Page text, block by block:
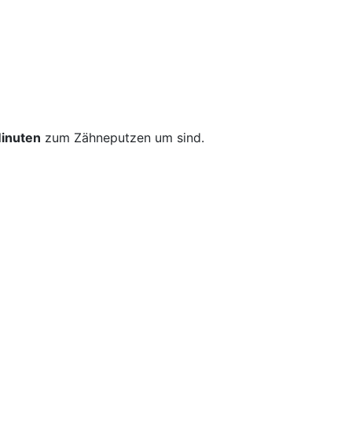
zum Zähneputzen um sind.